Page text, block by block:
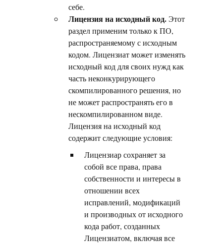
себе.
Лицензия на исходный код. Этот
раздел применим только к ПО,
распространяемому с исходным
кодом. Лицензиат может изменять
исходный код для своих нужд как
часть неконкурирующего
скомпилированного решения, но
не может распространять его в
нескомпилированном виде.
Лицензия на исходный код
содержит следующие условия:
Лицензиар сохраняет за
собой все права, права
собственности и интересы в
отношении всех
исправлений, модификаций
и производных от исходного
кода работ, созданных
Лицензиатом, включая все